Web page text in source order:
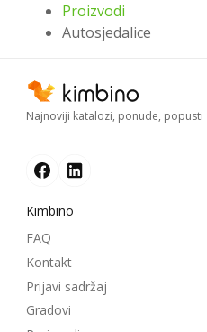
Proizvodi
Autosjedalice
Najnoviji katalozi, ponude, popusti
Kimbino
FAQ
Kontakt
Prijavi sadržaj
Gradovi